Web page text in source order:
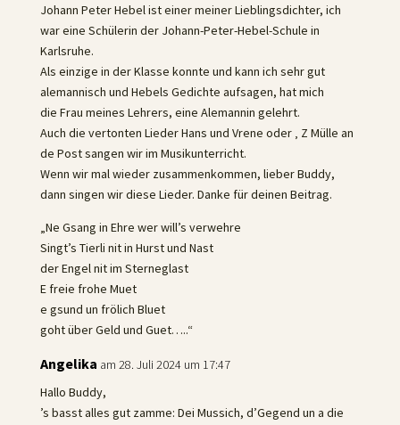
Johann Peter Hebel ist einer meiner Lieblingsdichter, ich
war eine Schülerin der Johann-Peter-Hebel-Schule in
Karlsruhe.
Als einzige in der Klasse konnte und kann ich sehr gut
alemannisch und Hebels Gedichte aufsagen, hat mich
die Frau meines Lehrers, eine Alemannin gelehrt.
Auch die vertonten Lieder Hans und Vrene oder ‚ Z Mülle an
de Post sangen wir im Musikunterricht.
Wenn wir mal wieder zusammenkommen, lieber Buddy,
dann singen wir diese Lieder. Danke für deinen Beitrag.
„Ne Gsang in Ehre wer will’s verwehre
Singt’s Tierli nit in Hurst und Nast
der Engel nit im Sterneglast
E freie frohe Muet
e gsund un frölich Bluet
goht über Geld und Guet…..“
Angelika am 28. Juli 2024 um 17:47
Hallo Buddy,
’s basst alles gut zamme: Dei Mussich, d’Gegend un a die